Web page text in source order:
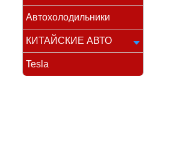
Автохолодильники
КИТАЙСКИЕ АВТО
Tesla